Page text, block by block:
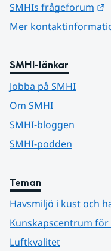
SMHIs frågeforum
Mer
SMHI-länkar
Jobba på SMHI
Om SMHI
SMHI-bloggen
SMHI-podden
Teman
Havsmiljö i kust och
Kunskapscentrum
Luftkvalitet